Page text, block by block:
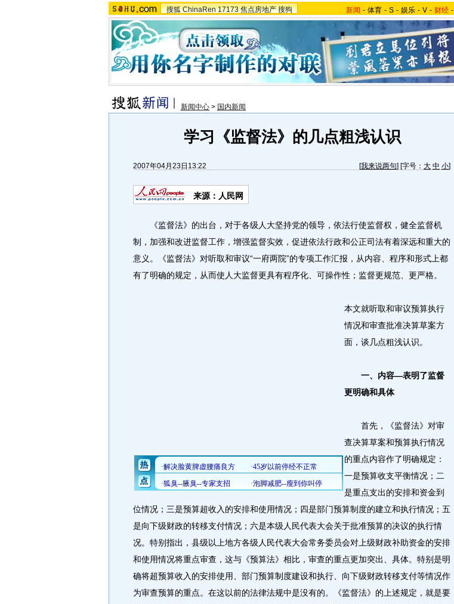
搜狐 ChinaRen 17173 焦点房地产 搜狗 新闻 - 体育 - S - 娱乐 - V - 财经 -
新闻中心 > 国内新闻
学习《监督法》的几点粗浅认识
2007年04月23日13:22 [我来说两句] [字号： 大 中 小]
来源：人民网
《监督法》的出台，对于各级人大坚持党的领导，依法行使监督权，健全监督机
制，加强和改进监督工作，增强监督实效，促进依法行政和公正司法有着深远和重大的
意义。《监督法》对听取和审议“一府两院”的专项工作汇报，从内容、程序和形式上都
有了明确的规定，从而使人大监督更具有程序化、可操作性；监督更规范、更严格。
本文就听取和审议预算执行
情况和审查批准决算草案方
面，谈几点粗浅认识。
一、内容―表明了监督
更明确和具体
首先，《监督法》对审
查决算草案和预算执行情况
的重点内容作了明确规定：
一是预算收支平衡情况；二
是重点支出的安排和资金到
位情况；三是预算超收入的安排和使用情况；四是部门预算制度的建立和执行情况；五
是向下级财政的转移支付情况；六是本级人民代表大会关于批准预算的决议的执行情
况。特别指出，县级以上地方各级人民代表大会常务委员会对上级财政补助资金的安排
和使用情况将重点审查，这与《预算法》相比，审查的重点更加突出、具体。特别是明
确将超预算收入的安排使用、部门预算制度建设和执行、向下级财政转移支付等情况作
为审查预算的重点。在这以前的法律法规中是没有的。《监督法》的上述规定，就是要